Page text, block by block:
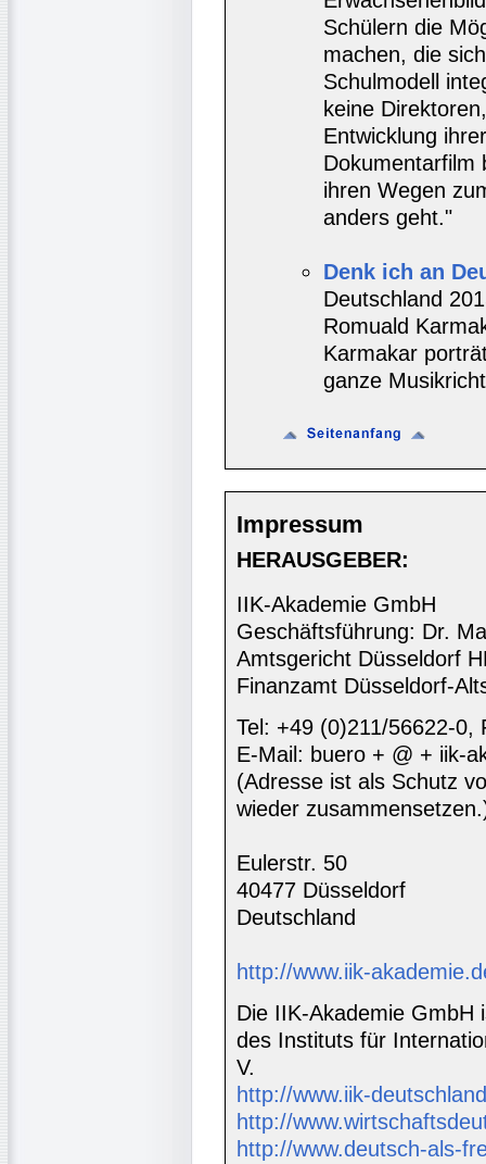
Schülern die
machen, die
Schulmodell
keine
Entwicklung
Dokumentarfilm
ihren Wegen
anders geht."
Denk ich an
Deutschland
Romuald
Karmakar
ganze
Impressum
HERAUSGEBER:
IIK-Akademie GmbH
Geschäftsführung: Dr.
Amtsgericht Düsseldorf
Finanzamt Düsseldorf-
Tel: +49 (0)211/56622-0,
E-Mail: buero + @ + iik-
(Adresse ist als Schutz
wieder
Eulerstr. 50
40477 Düsseldorf
Deutschland
http://www.iik-
Die IIK-Akademie GmbH
des Instituts für
V.
http://www.iik-
http://
http://www.deutsch-als-